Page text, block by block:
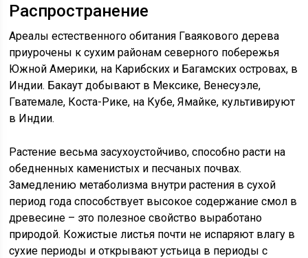
Распространение
Ареалы естественного обитания Гваякового дерева
приурочены к сухим районам северного побережья
Южной Америки, на Карибских и Багамских островах, в
Индии. Бакаут добывают в Мексике, Венесуэле,
Гватемале, Коста-Рике, на Кубе, Ямайке, культивируют
в Индии.
Растение весьма засухоустойчиво, способно расти на
обедненных каменистых и песчаных почвах.
Замедлению метаболизма внутри растения в сухой
период года способствует высокое содержание смол в
древесине – это полезное свойство выработано
природой. Кожистые листья почти не испаряют влагу в
сухие периоды и открывают устьица в периоды с